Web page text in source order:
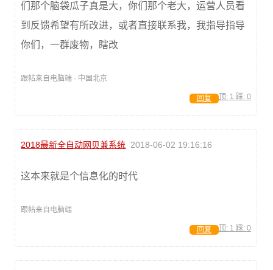
们那个脑袋瓜子真是大，你们那个老大，运营人员看
到反馈希望有所改进，或者直接联系我，我指导指导
你们，一群废物，瞎改
跟帖来自电脑端 · 中国北京
顶: 1 踩: 0
回复
2018最新全自动网贝兼系统 2018-06-02 19:16:16
这本来就是个信息化的时代
跟帖来自电脑端
顶: 1 踩: 0
回复